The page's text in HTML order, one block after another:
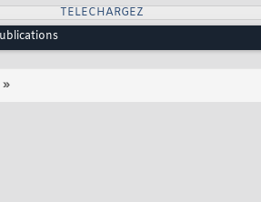
TELECHARGEZ
»